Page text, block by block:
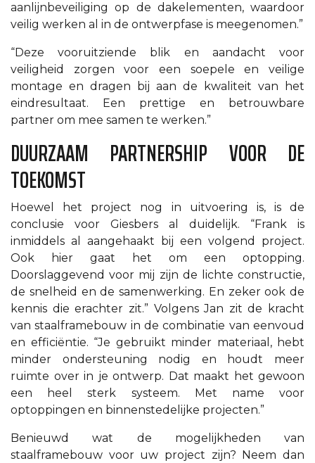
aanlijnbeveiliging op de dakelementen, waardoor
veilig werken al in de ontwerpfase is meegenomen.”
“Deze vooruitziende blik en aandacht voor
veiligheid zorgen voor een soepele en veilige
montage en dragen bij aan de kwaliteit van het
eindresultaat. Een prettige en betrouwbare
partner om mee samen te werken.”
DUURZAAM PARTNERSHIP VOOR DE
TOEKOMST
Hoewel het project nog in uitvoering is, is de
conclusie voor Giesbers al duidelijk. “Frank is
inmiddels al aangehaakt bij een volgend project.
Ook hier gaat het om een optopping.
Doorslaggevend voor mij zijn de lichte constructie,
de snelheid en de samenwerking. En zeker ook de
kennis die erachter zit.” Volgens Jan zit de kracht
van staalframebouw in de combinatie van eenvoud
en efficiëntie. “Je gebruikt minder materiaal, hebt
minder ondersteuning nodig en houdt meer
ruimte over in je ontwerp. Dat maakt het gewoon
een heel sterk systeem. Met name voor
optoppingen en binnenstedelijke projecten.”
Benieuwd wat de mogelijkheden van
staalframebouw voor uw project zijn? Neem dan